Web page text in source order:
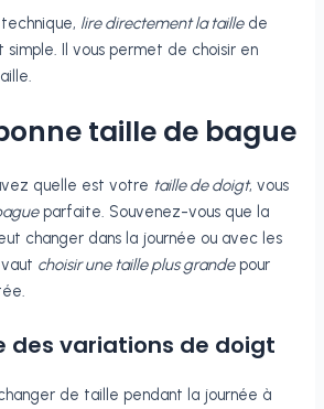
lire directement la taillede
Il vous permet de choisir en
taille de bague
quelle est votre taille de doigt, vous
parfaite. Souvenez-vous que la
changer dans la journée ou avec les
choisir une taille plus grandepour
des variations de doigt
de taille pendant la journée à